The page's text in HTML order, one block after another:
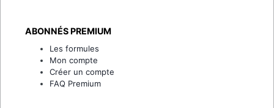
ABONNÉS PREMIUM
Les formules
Mon compte
Créer un compte
FAQ Premium